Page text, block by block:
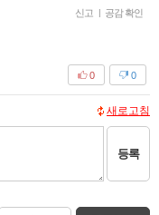
신고 | 공감 확인
0
0
새로고침
등록